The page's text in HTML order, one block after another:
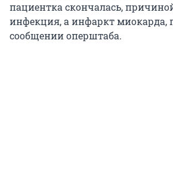
пациентка скончалась,
инфекция, а инфаркт миокарда,
сообщении оперштаба.